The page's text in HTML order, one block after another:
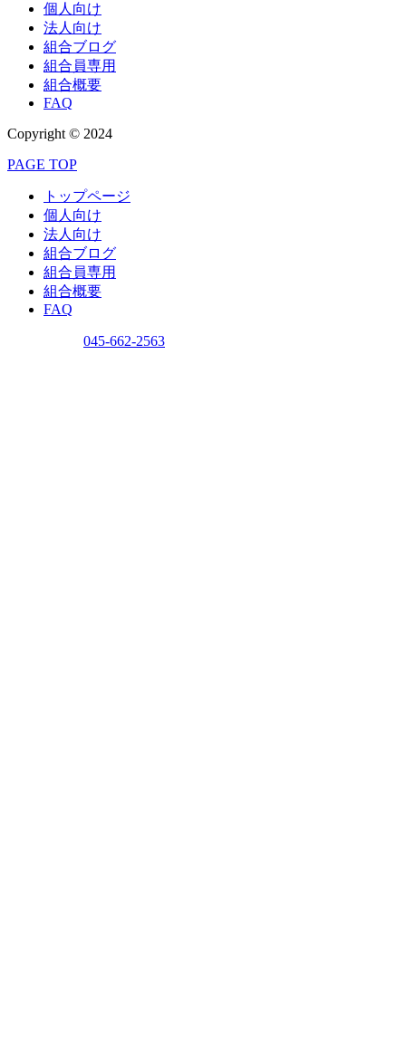
個人向け
法人向け
組合ブログ
組合員専用
組合概要
FAQ
Copyright © 2024
PAGE TOP
トップページ
個人向け
法人向け
組合ブログ
組合員専用
組合概要
FAQ
045-662-2563